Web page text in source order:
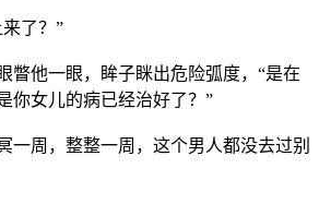
了？”
瞥他一眼，眸子眯出危险弧度，“是在
你女儿的病已经治好了？”
一周，整整一周，这个男人都没去过别